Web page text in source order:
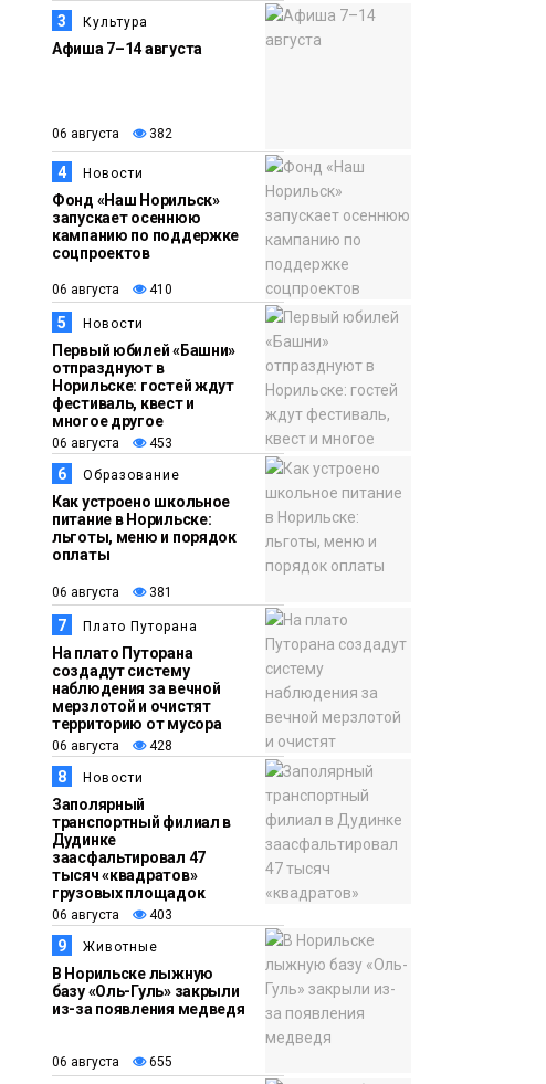
13:10
Животные
В Норильске лыжную
появления медведя
12:25
06 августа
Проекты
Медиакомпании
Барнаул обошёл
Красноярск в
списке городов,
откуда приехали
норильчане
3 Культура
Афиша 7–14 августа
06 августа 382
4 Новости
Фонд «Наш Норильск»
запускает осеннюю
кампанию по поддержке
соцпроектов
06 августа 410
5 Новости
Первый юбилей «Башни»
отпразднуют в
Норильске: гостей ждут
фестиваль, квест и
многое другое
06 августа 453
6 Образование
Как устроено школьное
питание в Норильске:
льготы, меню и порядок
оплаты
06 августа 381
7 Плато Путорана
На плато Путорана
создадут систему
наблюдения за вечной
мерзлотой и очистят
территорию от мусора
06 августа 428
8 Новости
Заполярный
транспортный филиал в
Дудинке
заасфальтировал 47
тысяч «квадратов»
грузовых площадок
06 августа 403
9 Животные
В Норильске лыжную
базу «Оль-Гуль» закрыли
из-за появления медведя
06 августа 655